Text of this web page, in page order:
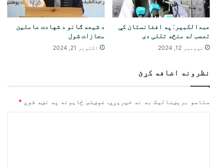
عبدالکبیر: په افغانستان کې
تعصب له منځه تللی دی
نوومبر 12, 2024
د شيعه ګانو د شهادت عاملين
مجازات شول
اکتوبر 21, 2024
نظرونه اضافه کړئ
ستاسو برېښناليک به نه خپريږي. غوښتى ځایونه په نښه شوي *